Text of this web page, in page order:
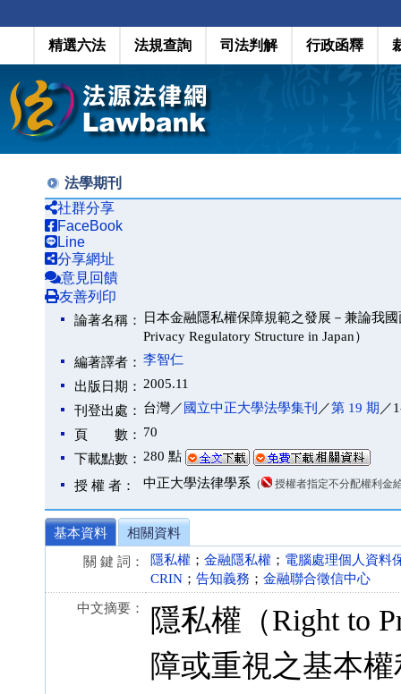
精選六法 法規查詢 司法判解 行政函釋
法學期刊
社群分享
FaceBook
Line
分享網址
意見回饋
友善列印
論著名稱：
日本金融隱私權保障規範之發展－兼論我
Privacy Regulatory Structure in Japan）
編著譯者： 李智仁
出版日期： 2005.11
刊登出處： 台灣／ 國立中正大學法學集刊 ／第 19 期 ／
頁 數： 70
下載點數： 280 點
授 權 者： 中正大學法律學系 （ 授權者指定不分配權利金
基本資料
相關資料
關 鍵 詞：
隱私權 ； 金融隱私權 ； 電腦處理個人資料
CRIN ； 告知義務 ； 金融聯合徵信中心
中文摘要：
隱私權（Right to
障或重視之基本